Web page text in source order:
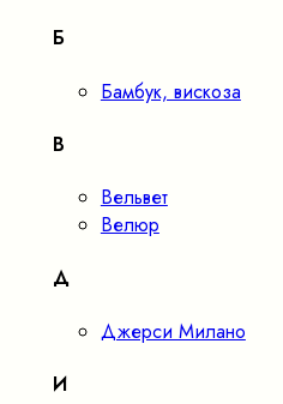
Б
Бамбук, вискоза
В
Вельвет
Велюр
Д
Джерси Милано
И